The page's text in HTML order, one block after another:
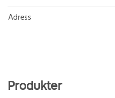
Adress
Produkter